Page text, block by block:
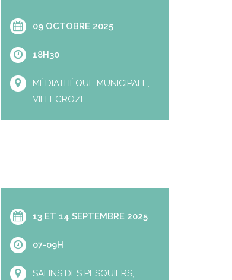
09 OCTOBRE 2025
18H30
MÉDIATHÈQUE MUNICIPALE,
VILLECROZE
13 ET 14 SEPTEMBRE 2025
07-09H
SALINS DES PESQUIERS,